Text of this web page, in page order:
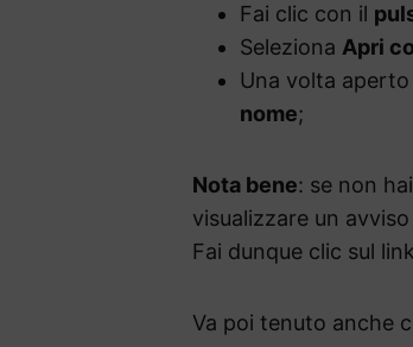
Fai clic con il
Seleziona Apri
Una volta
nome;
Nota bene: se non
visualizzare un
Fai dunque clic sul
Va poi tenuto anche